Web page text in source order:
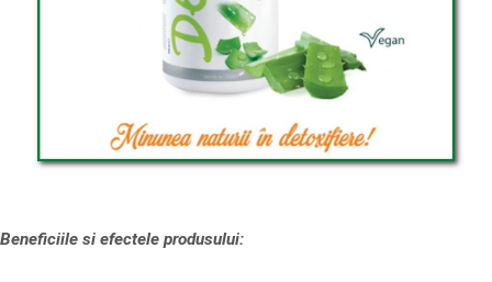
Beneficiile si efectele produsului: